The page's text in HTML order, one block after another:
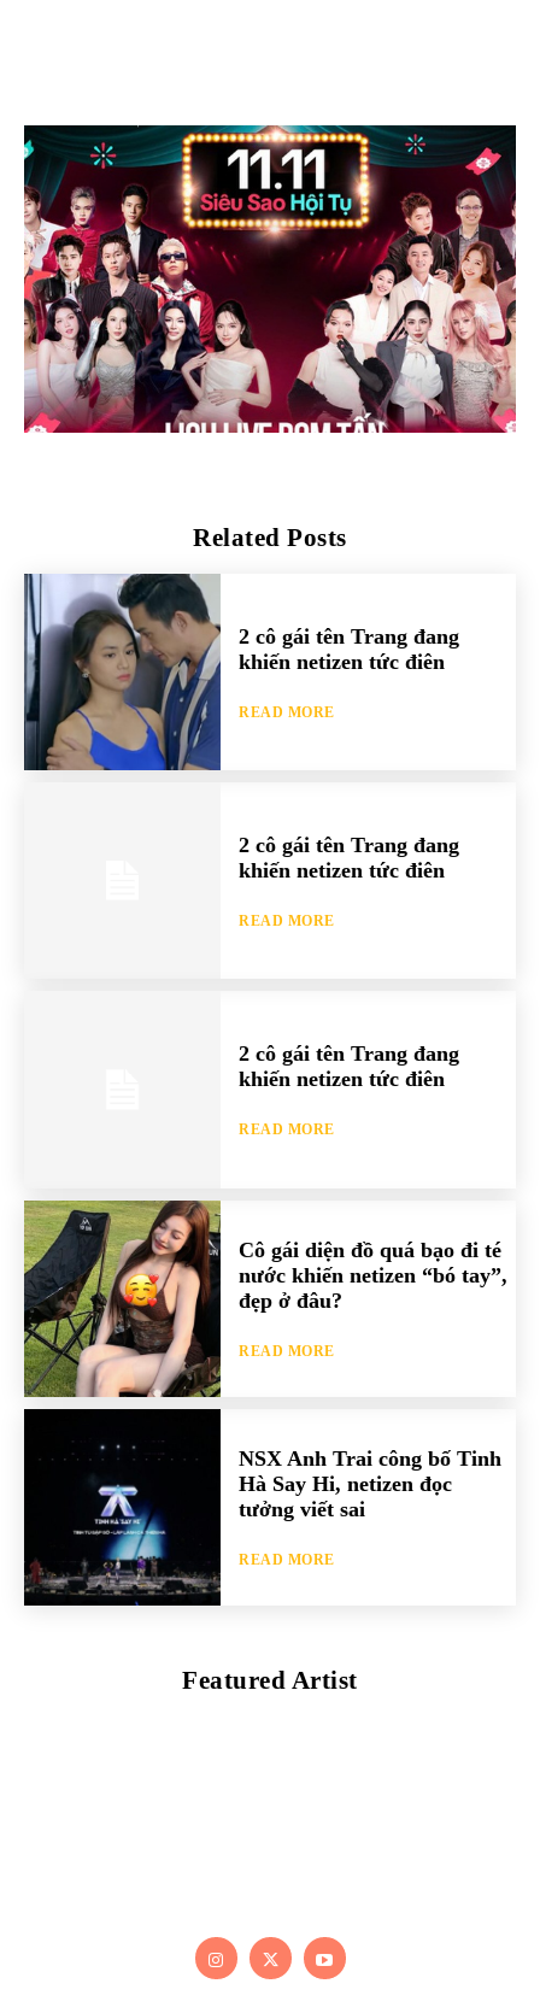
Related Posts
2 cô gái tên Trang đang
khiến netizen tức điên
READ MORE
2 cô gái tên Trang đang
khiến netizen tức điên
READ MORE
2 cô gái tên Trang đang
khiến netizen tức điên
READ MORE
Cô gái diện đồ quá bạo đi té
nước khiến netizen “bó tay”,
đẹp ở đâu?
READ MORE
NSX Anh Trai công bố Tinh
Hà Say Hi, netizen đọc
tưởng viết sai
READ MORE
Featured Artist